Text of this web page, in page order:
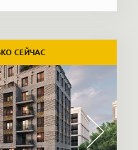
СЕЙЧАС